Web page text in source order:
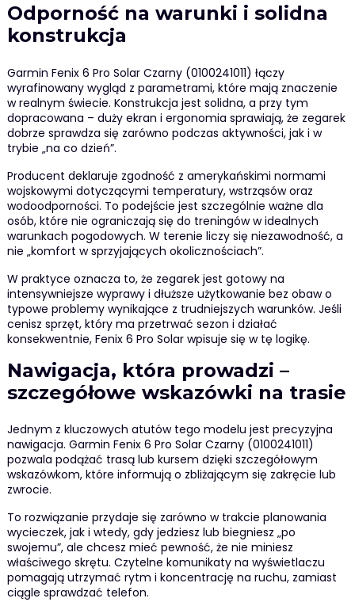
Odporność na warunki i solidna
konstrukcja
Garmin Fenix 6 Pro Solar Czarny (0100241011) łączy
wyrafinowany wygląd z parametrami, które mają znaczenie
w realnym świecie. Konstrukcja jest solidna, a przy tym
dopracowana – duży ekran i ergonomia sprawiają, że zegarek
dobrze sprawdza się zarówno podczas aktywności, jak i w
trybie „na co dzień”.
Producent deklaruje zgodność z amerykańskimi normami
wojskowymi dotyczącymi temperatury, wstrząsów oraz
wodoodporności. To podejście jest szczególnie ważne dla
osób, które nie ograniczają się do treningów w idealnych
warunkach pogodowych. W terenie liczy się niezawodność, a
nie „komfort w sprzyjających okolicznościach”.
W praktyce oznacza to, że zegarek jest gotowy na
intensywniejsze wyprawy i dłuższe użytkowanie bez obaw o
typowe problemy wynikające z trudniejszych warunków. Jeśli
cenisz sprzęt, który ma przetrwać sezon i działać
konsekwentnie, Fenix 6 Pro Solar wpisuje się w tę logikę.
Nawigacja, która prowadzi –
szczegółowe wskazówki na trasie
Jednym z kluczowych atutów tego modelu jest precyzyjna
nawigacja. Garmin Fenix 6 Pro Solar Czarny (0100241011)
pozwala podążać trasą lub kursem dzięki szczegółowym
wskazówkom, które informują o zbliżającym się zakręcie lub
zwrocie.
To rozwiązanie przydaje się zarówno w trakcie planowania
wycieczek, jak i wtedy, gdy jedziesz lub biegniesz „po
swojemu”, ale chcesz mieć pewność, że nie miniesz
właściwego skrętu. Czytelne komunikaty na wyświetlaczu
pomagają utrzymać rytm i koncentrację na ruchu, zamiast
ciągle sprawdzać telefon.